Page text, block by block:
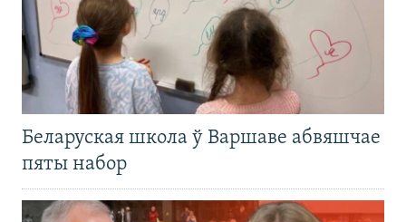
Беларуская школа ў Варшаве абвяшчае
пяты набор